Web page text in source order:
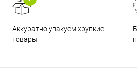
Аккуратно упакуем хрупкие
товары